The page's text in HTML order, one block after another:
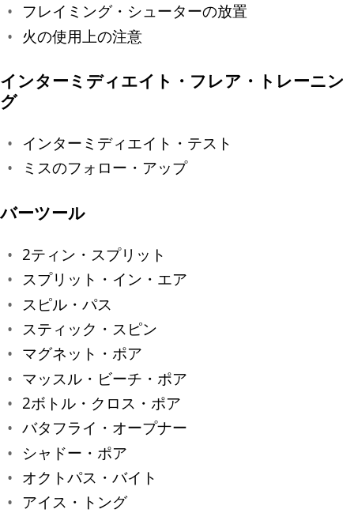
フレイミング・シューターの放置
火の使用上の注意
インターミディエイト・フレア・トレーニン
グ
インターミディエイト・テスト
ミスのフォロー・アップ
バーツール
2ティン・スプリット
スプリット・イン・エア
スピル・パス
スティック・スピン
マグネット・ポア
マッスル・ビーチ・ポア
2ボトル・クロス・ポア
バタフライ・オープナー
シャドー・ポア
オクトパス・バイト
アイス・トング